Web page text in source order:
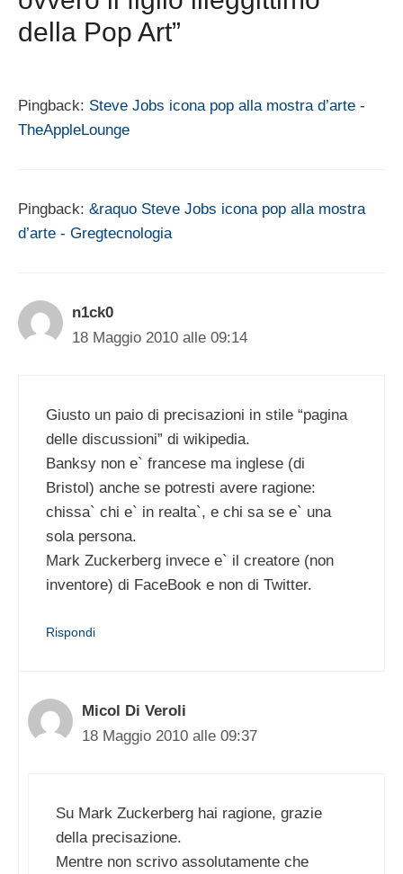
della Pop Art”
Pingback: Steve Jobs icona pop alla mostra d’arte -
TheAppleLounge
Pingback: &raquo Steve Jobs icona pop alla mostra
d’arte - Gregtecnologia
n1ck0
18 Maggio 2010 alle 09:14
Giusto un paio di precisazioni in stile “pagina
delle discussioni” di wikipedia.
Banksy non e` francese ma inglese (di
Bristol) anche se potresti avere ragione:
chissa` chi e` in realta`, e chi sa se e` una
sola persona.
Mark Zuckerberg invece e` il creatore (non
inventore) di FaceBook e non di Twitter.
Rispondi
Micol Di Veroli
18 Maggio 2010 alle 09:37
Su Mark Zuckerberg hai ragione, grazie
della precisazione.
Mentre non scrivo assolutamente che